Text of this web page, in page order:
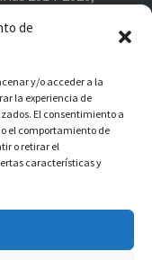
de
y/o acceder a la
la experiencia de
El consentimiento a
el comportamiento de
o retirar el
características y
el desarrollo
subvención
de las pymes en
la UE a la
de
por el Fondo